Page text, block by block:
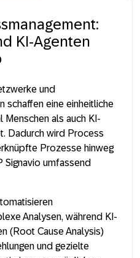
KI-Agenten
und
schaffen eine einheitliche
als auch KI-
Dadurch wird Process
Prozesse hinweg
Signavio umfassend
Analysen, während KI-
(Root Cause Analysis)
und gezielte